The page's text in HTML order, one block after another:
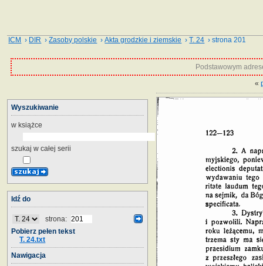
ICM › DIR ›Zasoby polskie ›Akta grodzkie i ziemskie ›T. 24 › strona 201
Podstawowym
«
Wyszukiwanie
w książce
szukaj w całej serii
Idź do
strona:
Pobierz pełen tekst
T. 24.txt
Nawigacja